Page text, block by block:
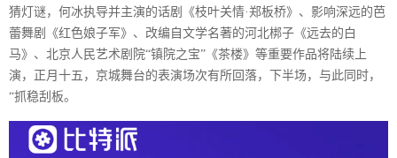
猜灯谜，何冰执导并主演的话剧《枝叶关情·郑板桥》、影响深远的芭
蕾舞剧《红色娘子军》、改编自文学名著的河北梆子《远去的白
马》、北京人民艺术剧院“镇院之宝”《茶楼》等重要作品将陆续上
演，正月十五，京城舞台的表演场次有所回落，下半场，与此同时，
“抓稳刮板。